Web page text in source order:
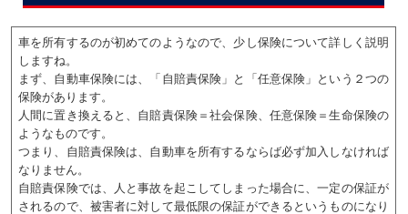
車を所有するのが初めてのようなので、少し保険について詳しく説明
しますね。
まず、自動車保険には、「自賠責保険」と「任意保険」という２つの
保険があります。
人間に置き換えると、自賠責保険＝社会保険、任意保険＝生命保険の
ようなものです。
つまり、自賠責保険は、自動車を所有するならば必ず加入しなければ
なりません。
自賠責保険では、人と事故を起こしてしまった場合に、一定の保証が
されるので、被害者に対して最低限の保証ができるというものになり